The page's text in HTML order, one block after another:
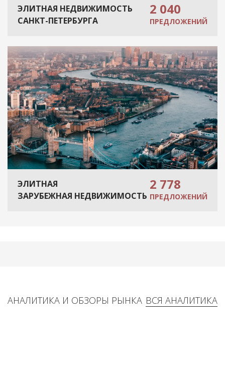
ЭЛИТНАЯ НЕДВИЖИМОСТЬ
САНКТ-ПЕТЕРБУРГА
2 040
ПРЕДЛОЖЕНИЙ
ЭЛИТНАЯ
ЗАРУБЕЖНАЯ НЕДВИЖИМОСТЬ
2 778
ПРЕДЛОЖЕНИЙ
ВСЯ АНАЛИТИКА
АНАЛИТИКА И ОБЗОРЫ РЫНКА